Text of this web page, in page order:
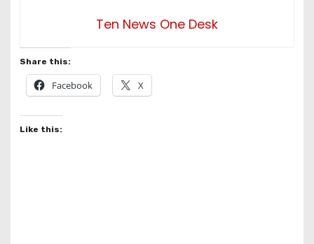
Ten News One Desk
Share this:
Facebook X
Like this: